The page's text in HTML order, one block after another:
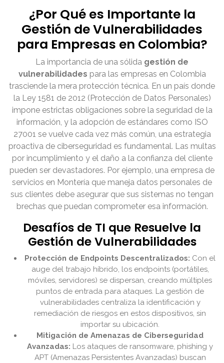
¿Por Qué es Importante la
Gestión de Vulnerabilidades
para Empresas en Colombia?
La importancia de una sólida gestión de
vulnerabilidades para las empresas en Colombia
trasciende la mera protección técnica. En un país donde
la Ley 1581 de 2012 (Protección de Datos Personales)
impone estrictas obligaciones sobre la seguridad de la
información, y la adopción de estándares como ISO
27001 se vuelve cada vez más común, una estrategia
proactiva de ciberseguridad es fundamental. Las multas
por incumplimiento y el daño a la confianza del cliente
pueden ser devastadores. Por ejemplo, una empresa de
servicios en Montería que maneja datos personales de
sus clientes debe asegurar que sus sistemas no tengan
brechas que puedan comprometer esa información.
Desafíos de TI que Resuelve la
Gestión de Vulnerabilidades
Protección de Endpoints Descentralizados: Con el
auge del trabajo híbrido, los endpoints (portátiles,
móviles, servidores) se dispersan, creando múltiples
puntos de entrada para ataques. La gestión de
vulnerabilidades centraliza la identificación y
remediación de riesgos en estos dispositivos, sin
importar su ubicación.
Mitigación de Amenazas de Ciberseguridad
Avanzadas: Los ataques de ransomware, phishing y
APT (Amenazas Persistentes Avanzadas) buscan